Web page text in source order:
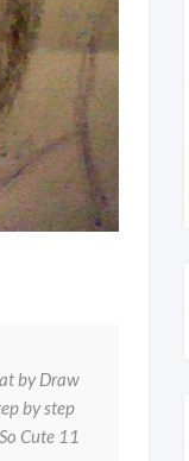
by Draw
by step
Cute 11